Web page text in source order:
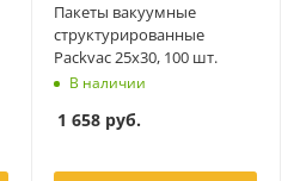
Пакеты вакуумные
структурированные
Packvac 25х30, 100 шт.
В наличии
1 658 руб.